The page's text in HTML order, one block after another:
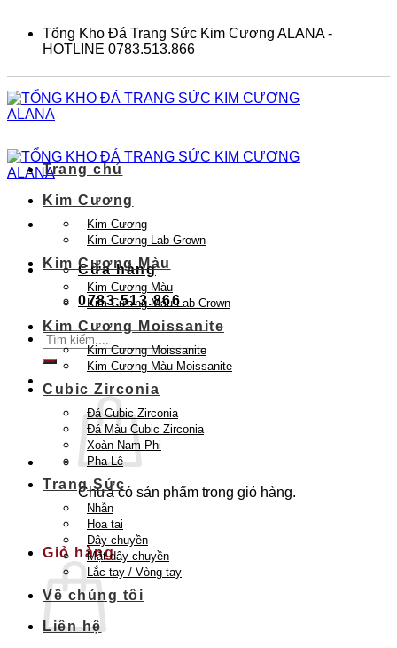
content
Tổng Kho Đá Trang Sức Kim Cương ALANA -
HOTLINE 0783.513.866
Cửa hàng
0783.513.866
Tìm
kiếm:
Chưa có sản phẩm trong giỏ hàng.
Quay trở lại cửa hàng
Giỏ hàng
Trang chủ
Kim Cương
Kim Cương
Kim Cương Lab Grown
Kim Cương Màu
Kim Cương Màu
Kim Cương Màu Lab Crown
Kim Cương Moissanite
Kim Cương Moissanite
Kim Cương Màu Moissanite
Cubic Zirconia
Đá Cubic Zirconia
Đá Màu Cubic Zirconia
Xoàn Nam Phi
Pha Lê
Trang Sức
Nhẫn
Hoa tai
Dây chuyền
Mặt dây chuyền
Lắc tay / Vòng tay
Về chúng tôi
Liên hệ